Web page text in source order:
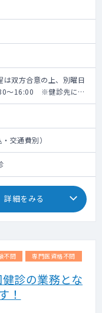
双方合意の上、別曜日
～16:00 ※健診先によ
交通費別）
詳細をみる
不問 専門医資格不問
診の業務とな
！